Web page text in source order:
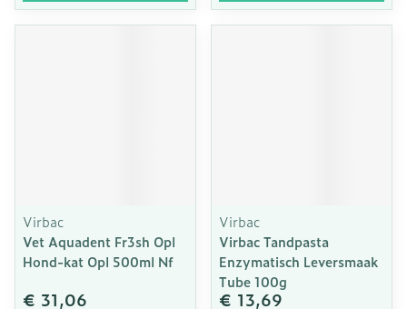
Virbac
Vet Aquadent Fr3sh Opl
Hond-kat Opl 500ml Nf
€ 31,06
Virbac
Virbac Tandpasta
Enzymatisch Leversmaak
Tube 100g
€ 13,69